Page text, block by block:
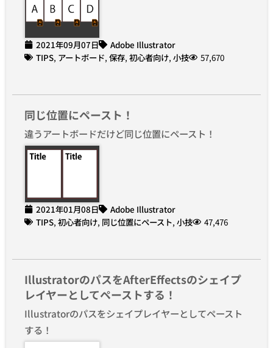
2021年09月07日
Adobe Illustrator
TIPS, アートボード, 保存, 初心者向け, 小技 57,670
同じ位置にペースト！
違うアートボードだけど同じ位置にペースト！
2021年01月08日
Adobe Illustrator
TIPS, 初心者向け, 同じ位置にペースト, 小技 47,476
IllustratorのパスをAfterEffectsのシェイプ
レイヤーとしてペーストする！
Illustratorのパスをシェイプレイヤーとしてペースト
する！